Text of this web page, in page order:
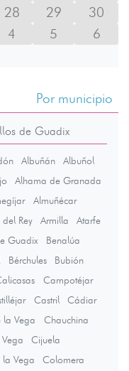
28 29
30
4 5 6
Por municipio
de Guadix
Albuñán
Albuñol
Alhama de Granada
Almuñécar
Rey Armilla
Atarfe
Guadix
Benalúa
Bérchules
Bubión
Campotéjar
Castril
Cádiar
la Vega
Chauchina
Cijuela
Vega
Colomera